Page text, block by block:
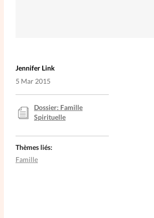
Jennifer Link
5 Mar 2015
Dossier: Famille
Spirituelle
Thèmes liés:
Famille